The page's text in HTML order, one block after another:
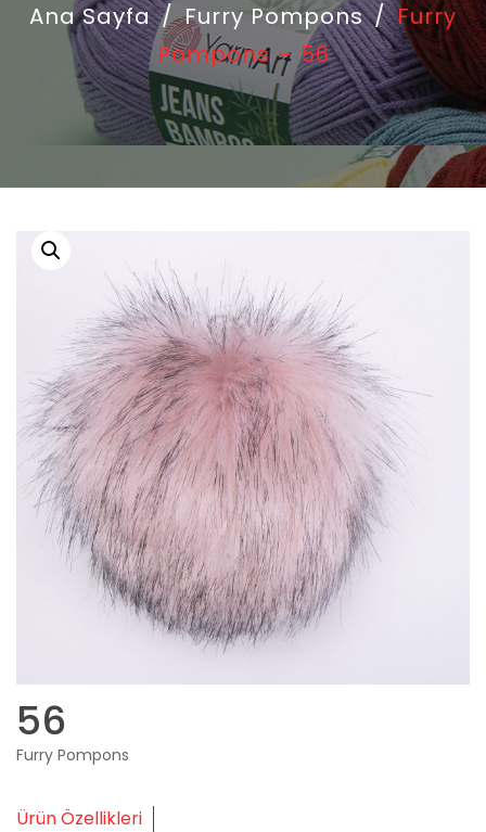
Ana Sayfa / Furry Pompons / Furry
Pompons – 56
56
Furry Pompons
Ürün Özellikleri